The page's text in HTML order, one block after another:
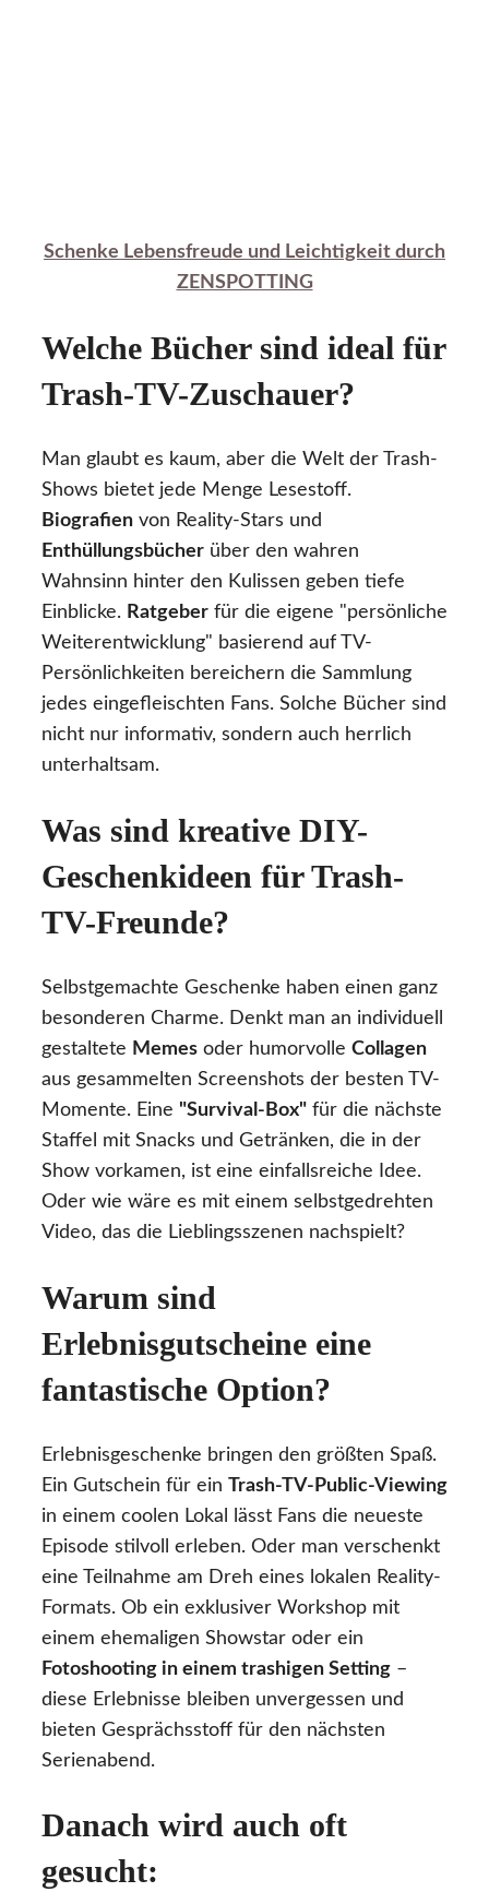
Schenke Lebensfreude und Leichtigkeit durch
ZENSPOTTING
Welche Bücher sind ideal für
Trash-TV-Zuschauer?
Man glaubt es kaum, aber die Welt der Trash-
Shows bietet jede Menge Lesestoff.
Biografien von Reality-Stars und
Enthüllungsbücher über den wahren
Wahnsinn hinter den Kulissen geben tiefe
Einblicke. Ratgeber für die eigene "persönliche
Weiterentwicklung" basierend auf TV-
Persönlichkeiten bereichern die Sammlung
jedes eingefleischten Fans. Solche Bücher sind
nicht nur informativ, sondern auch herrlich
unterhaltsam.
Was sind kreative DIY-
Geschenkideen für Trash-
TV-Freunde?
Selbstgemachte Geschenke haben einen ganz
besonderen Charme. Denkt man an individuell
gestaltete Memes oder humorvolle Collagen
aus gesammelten Screenshots der besten TV-
Momente. Eine "Survival-Box" für die nächste
Staffel mit Snacks und Getränken, die in der
Show vorkamen, ist eine einfallsreiche Idee.
Oder wie wäre es mit einem selbstgedrehten
Video, das die Lieblingsszenen nachspielt?
Warum sind
Erlebnisgutscheine eine
fantastische Option?
Erlebnisgeschenke bringen den größten Spaß.
Ein Gutschein für ein Trash-TV-Public-Viewing
in einem coolen Lokal lässt Fans die neueste
Episode stilvoll erleben. Oder man verschenkt
eine Teilnahme am Dreh eines lokalen Reality-
Formats. Ob ein exklusiver Workshop mit
einem ehemaligen Showstar oder ein
Fotoshooting in einem trashigen Setting –
diese Erlebnisse bleiben unvergessen und
bieten Gesprächsstoff für den nächsten
Serienabend.
Danach wird auch oft
gesucht: